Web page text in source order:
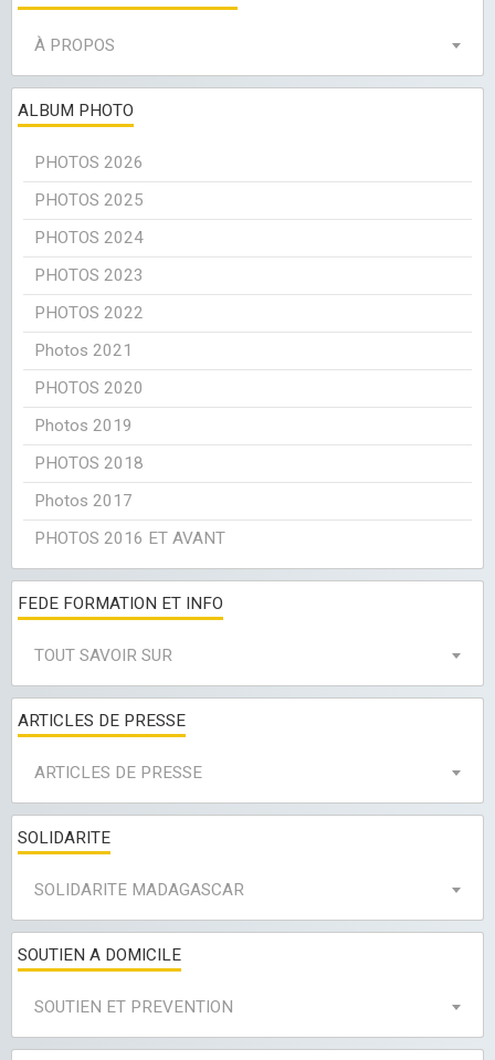
À PROPOS
ALBUM PHOTO
PHOTOS 2026
PHOTOS 2025
PHOTOS 2024
PHOTOS 2023
PHOTOS 2022
Photos 2021
PHOTOS 2020
Photos 2019
PHOTOS 2018
Photos 2017
PHOTOS 2016 ET AVANT
FEDE FORMATION ET INFO
TOUT SAVOIR SUR
ARTICLES DE PRESSE
ARTICLES DE PRESSE
SOLIDARITE
SOLIDARITE MADAGASCAR
SOUTIEN A DOMICILE
SOUTIEN ET PREVENTION